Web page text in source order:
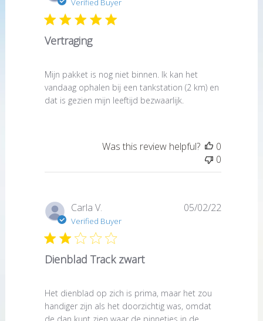
Verified Buyer
Vertraging
Mijn pakket is nog niet binnen. Ik kan het
vandaag ophalen bij een tankstation (2 km) en
dat is gezien mijn leeftijd bezwaarlijk.
Was this review helpful?
0
0
Carla V.
Verified Buyer
Dienblad Track zwart
Het dienblad op zich is prima, maar het zou
handiger zijn als het doorzichtig was, omdat
Published
05/02/22